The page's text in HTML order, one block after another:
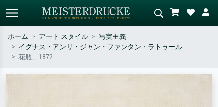
標準検索
ホーム アート スタイル
写実主義
イグナス・アンリ・ジャン・ファンタン・ラトゥール
花瓶、1872